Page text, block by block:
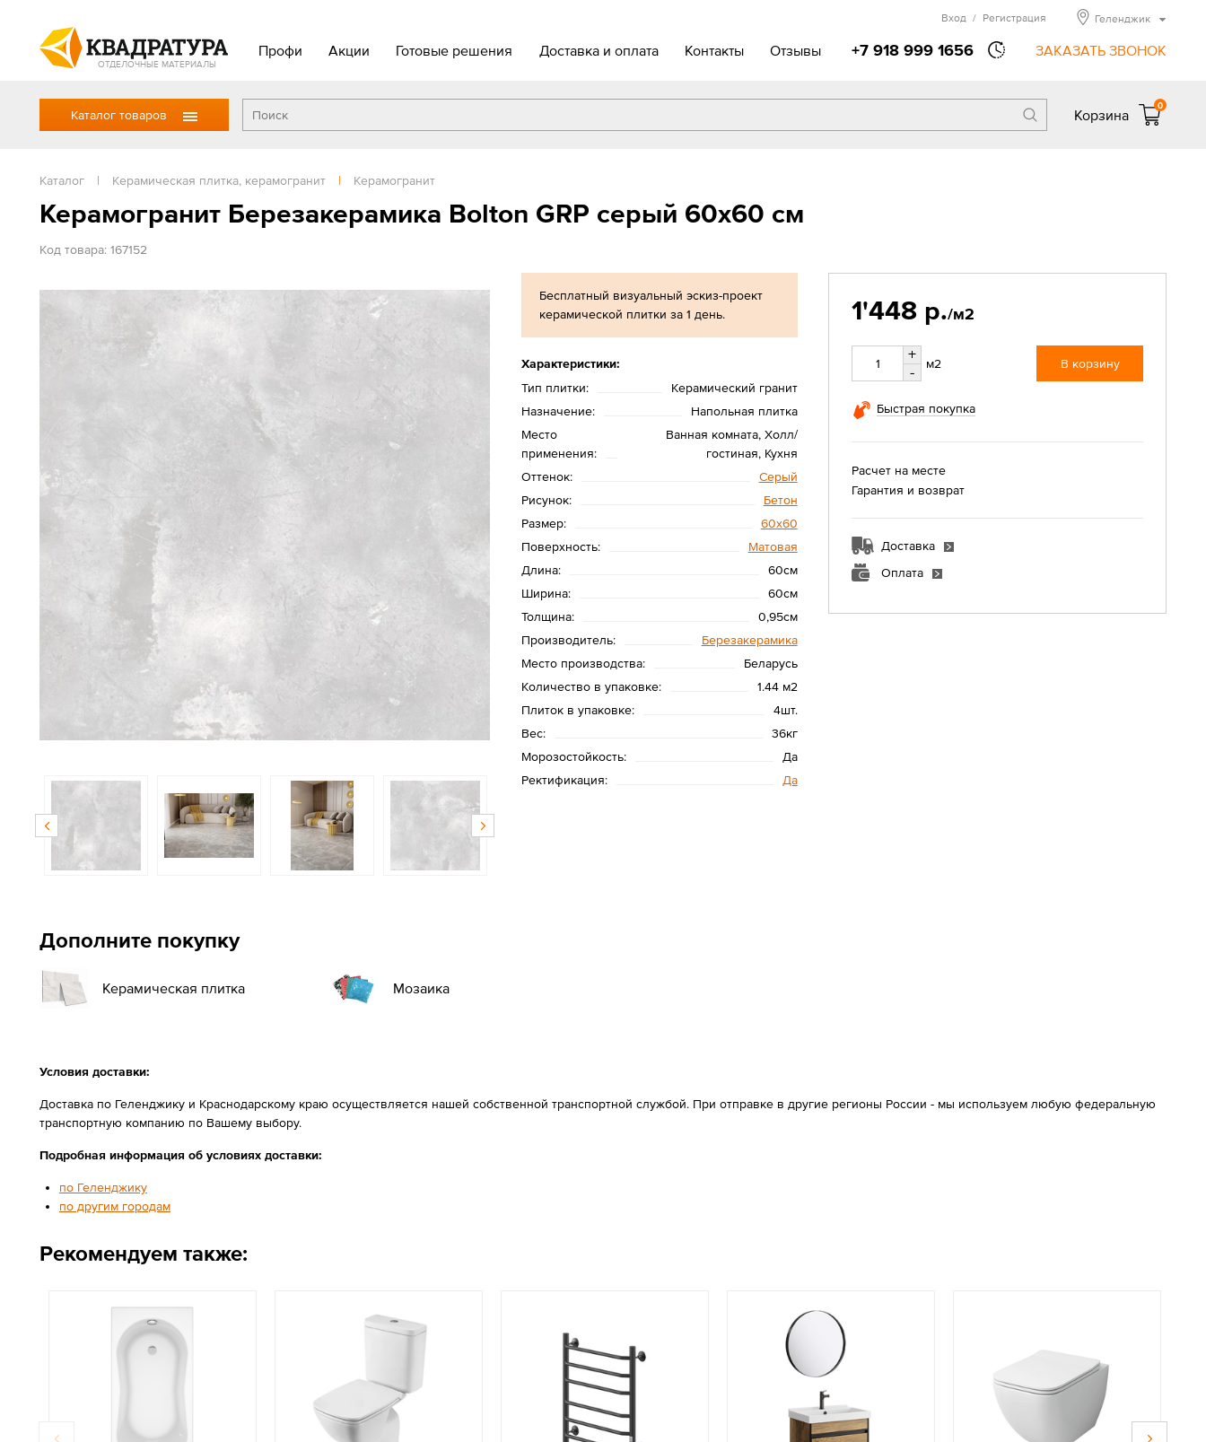
ОТДЕЛОЧНЫЕ МАТЕРИАЛЫ
Профи Акции Готовые решения Доставка и оплата Контакты Отзывы +7 918 999 1656 ЗАКАЗАТЬ ЗВОНОК
Вход / Регистрация Геленджик
Каталог товаров Корзина
0
Каталог | Керамическая плитка, керамогранит | Керамогранит
Керамогранит Березакерамика Bolton GRP серый 60x60 см
Код товара: 167152
Бесплатный визуальный эскиз-проект
керамической плитки за 1 день.
Характеристики:
Тип плитки:
Керамический гранит
Назначение:
Напольная плитка
Место
применения:
Ванная комната, Холл/
гостиная, Кухня
Оттенок:
Серый
Рисунок:
Бетон
Размер:
60х60
Поверхность:
Матовая
Длина:
60см
Ширина:
60см
Толщина:
0,95см
Производитель:
Березакерамика
Место производства:
Беларусь
Количество в упаковке:
1.44 м2
Плиток в упаковке:
4шт.
Вес:
36кг
Морозостойкость:
Да
Ректификация:
Да
1'448 р./м2
+
-
м2 В корзину
Быстрая покупка
Расчет на месте
Гарантия и возврат
Доставка
Оплата
Дополните покупку
Керамическая плитка Мозаика
Условия доставки:
Доставка по Геленджику и Краснодарскому краю осуществляется нашей собственной транспортной службой. При отправке в другие регионы России - мы используем любую федеральную
транспортную компанию по Вашему выбору.
Подробная информация об условиях доставки:
по Геленджику
по другим городам
Рекомендуем также: